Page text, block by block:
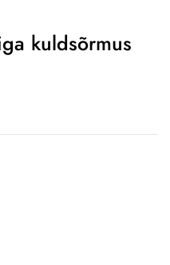
kuldsõrmus